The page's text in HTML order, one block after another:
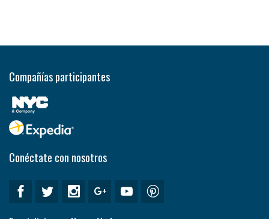
Compañías participantes
Conéctate con nosotros